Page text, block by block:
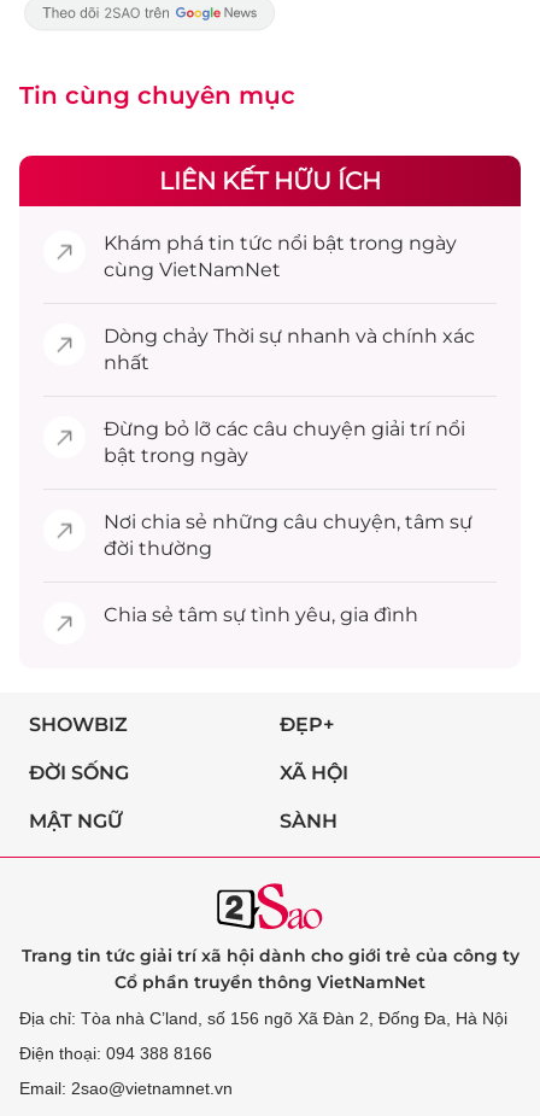
Tin cùng chuyên mục
LIÊN KẾT HỮU ÍCH
Khám phá tin tức nổi bật trong ngày
cùng VietNamNet
Dòng chảy Thời sự nhanh và chính xác
nhất
Đừng bỏ lỡ các câu chuyện giải trínổi
bật trong ngày
Nơi chia sẻ những câu chuyện, tâm sự
đời thường
Chia sẻ tâm sự tình yêu, gia đình
SHOWBIZ ĐẸP+
ĐỜI SỐNG XÃ HỘI
MẬT NGỮ SÀNH
Trang tin tức giải trí xã hội dành cho giới trẻ của công ty
Cổ phần truyền thông VietNamNet
Địa chỉ: Tòa nhà C’land, số 156 ngõ Xã Đàn 2, Đống Đa, Hà Nội
Điện thoại: 094 388 8166
Email: 2sao@vietnamnet.vn